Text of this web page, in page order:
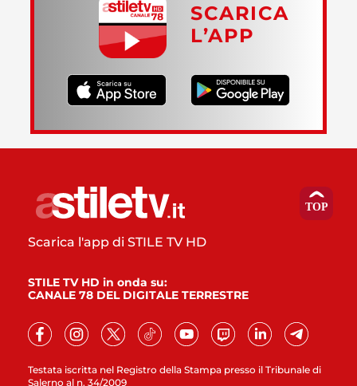
SCARICA
L’APP
Testata iscritta nel Registro della Stampa presso il Tribunale di
Salerno al n. 34/2009
Scarica l'app di STILE TV HD
STILE TV HD in onda su:
CANALE 78 DEL DIGITALE TERRESTRE